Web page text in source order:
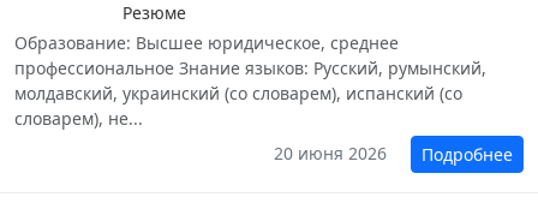
Резюме
Образование: Высшее юридическое, среднее
профессиональное Знание языков: Русский, румынский,
молдавский, украинский (со словарем), испанский (со
словарем), не...
20 июня 2026
Подробнее